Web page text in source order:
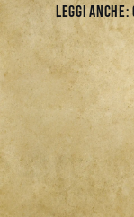
Leggi anche: